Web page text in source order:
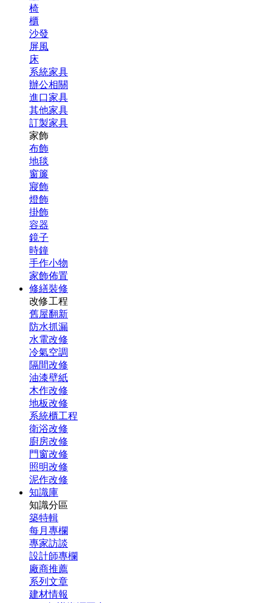
椅
櫃
沙發
屏風
床
系統家具
辦公相關
進口家具
其他家具
訂製家具
家飾
布飾
地毯
窗簾
寢飾
燈飾
掛飾
容器
鏡子
時鐘
手作小物
家飾佈置
修繕裝修
改修工程
舊屋翻新
防水抓漏
水電改修
冷氣空調
隔間改修
油漆壁紙
木作改修
地板改修
系統櫃工程
衛浴改修
廚房改修
門窗改修
照明改修
泥作改修
知識庫
知識分區
築特輯
每月專欄
專家訪談
設計師專欄
廠商推薦
系列文章
建材情報